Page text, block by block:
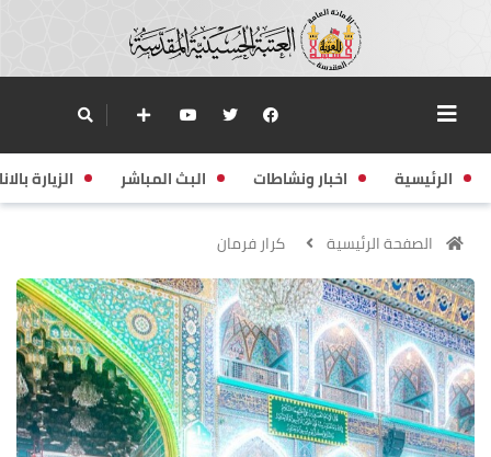
الرئيسية اخبار ونشاطات البث المباشر الزيارة
الصفحة الرئيسية كرار فرمان